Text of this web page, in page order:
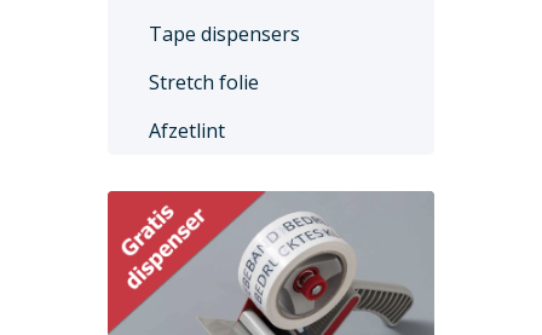
Tape dispensers
Stretch folie
Afzetlint